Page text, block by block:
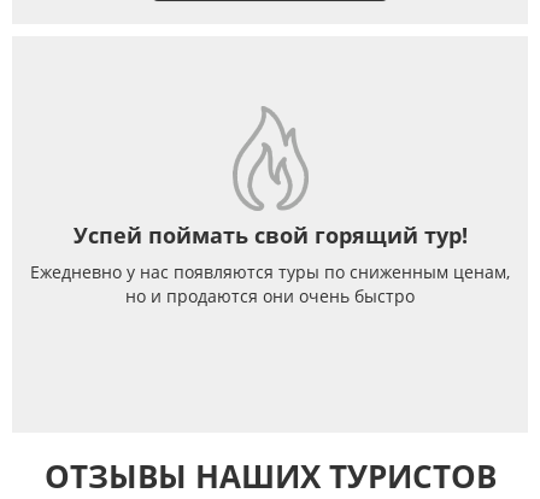
Успей поймать свой горящий тур!
Ежедневно у нас появляются туры по сниженным ценам,
но и продаются они очень быстро
ОТЗЫВЫ НАШИХ ТУРИСТОВ